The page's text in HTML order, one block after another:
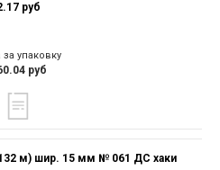
руб
упаковку
руб
м) шир. 15 мм № 061 ДС хаки